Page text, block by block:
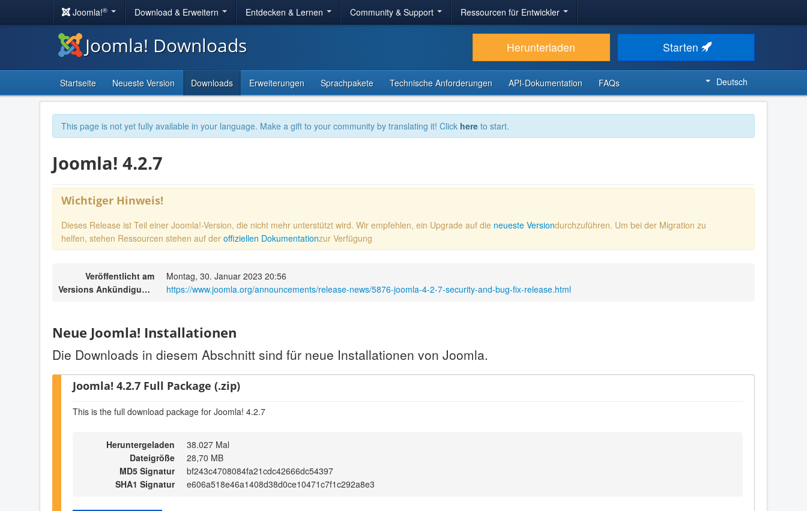
Joomla!® Download & Erweitern Entdecken & Lernen Community & Support Ressourcen für Entwickler
Joomla! Downloads Herunterladen Starten
Startseite Neueste Version Downloads Erweiterungen Sprachpakete Technische Anforderungen API-Dokumentation FAQs Deutsch
This page is not yet fully available in your language. Make a gift to your community by translating it! Click here to start.
Joomla! 4.2.7
Wichtiger Hinweis!
Dieses Release ist Teil einer Joomla!-Version, die nicht mehr unterstützt wird. Wir empfehlen, ein Upgrade auf die neueste Versiondurchzuführen. Um bei der Migration zu
helfen, stehen Ressourcen stehen auf der offiziellen Dokumentationzur Verfügung
Veröffentlicht am
Montag, 30. Januar 2023 20:56
Versions Ankündigungen
https://www.joomla.org/announcements/release-news/5876-joomla-4-2-7-security-and-bug-fix-release.html
Neue Joomla! Installationen
Die Downloads in diesem Abschnitt sind für neue Installationen von Joomla.
Joomla! 4.2.7 Full Package (.zip)
This is the full download package for Joomla! 4.2.7
Heruntergeladen
38.027 Mal
Dateigröße
28,70 MB
MD5 Signatur
bf243c4708084fa21cdc42666dc54397
SHA1 Signatur
e606a518e46a1408d38d0ce10471c7f1c292a8e3